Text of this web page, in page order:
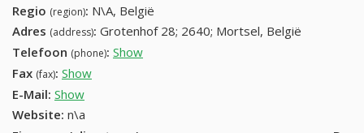
Regio (region): N\A, België
Adres (address): Grotenhof 28; 2640; Mortsel, België
Telefoon (phone): Show
Fax (fax): Show
E-Mail: Show
Website: n\a